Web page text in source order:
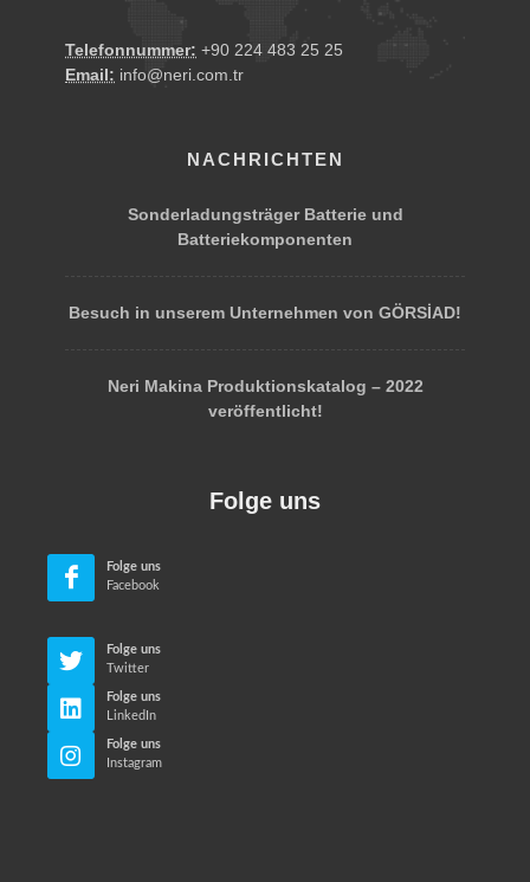
Telefonnummer: +90 224 483 25 25
Email: info@neri.com.tr
NACHRICHTEN
Sonderladungsträger Batterie und
Batteriekomponenten
Besuch in unserem Unternehmen von GÖRSİAD!
Neri Makina Produktionskatalog – 2022
veröffentlicht!
Folge uns
Folge uns
Facebook
Folge uns
Twitter
Folge uns
LinkedIn
Folge uns
Instagram